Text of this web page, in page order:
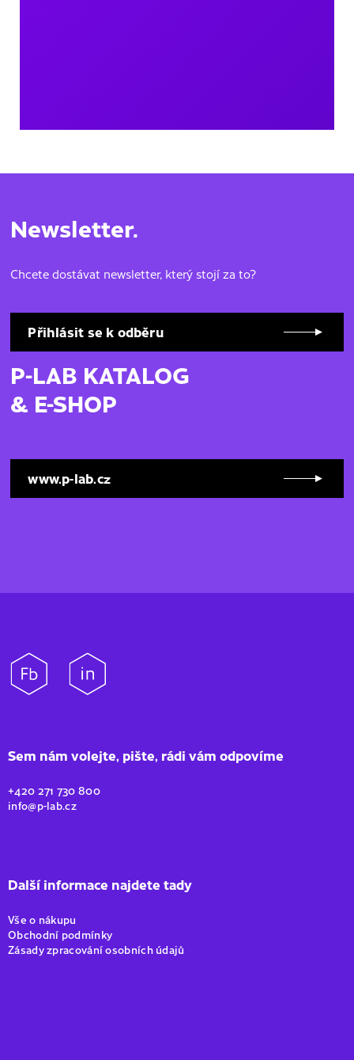
Newsletter.
Chcete dostávat newsletter, který stojí za to?
Přihlásit se k odběru
P-LAB KATALOG
& E-SHOP
www.p-lab.cz
Sem nám volejte, pište, rádi vám odpovíme
+420 271 730 800
info@p-lab.cz
Další informace najdete tady
Vše o nákupu
Obchodní podmínky
Zásady zpracování osobních údajů